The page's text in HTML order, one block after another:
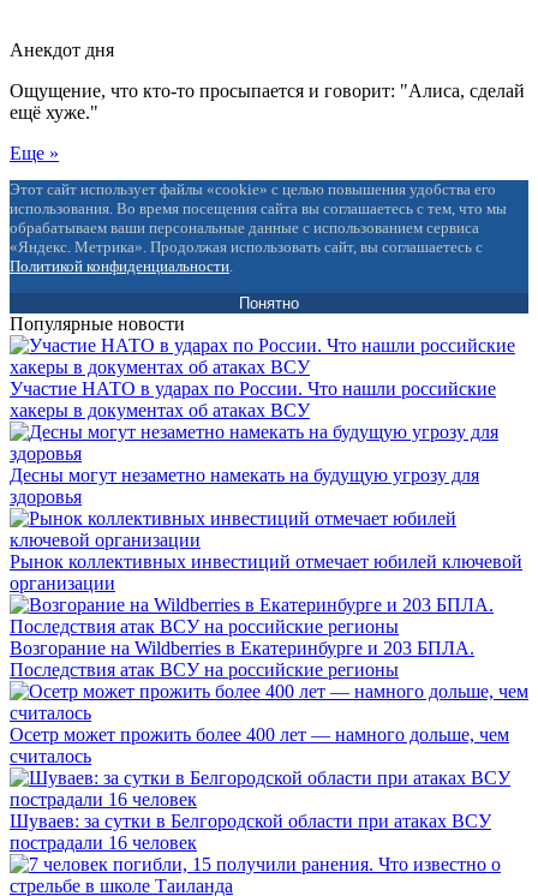
Анекдот дня
Ощущение, что кто-то просыпается и говорит: "Алиса, сделай
ещё хуже."
Еще »
Этот сайт использует файлы «cookie» с целью повышения удобства его
использования. Во время посещения сайта вы соглашаетесь с тем, что мы
обрабатываем ваши персональные данные с использованием сервиса
«Яндекс. Метрика». Продолжая использовать сайт, вы соглашаетесь с
Политикой конфиденциальности.
Понятно
Популярные новости
Участие НАТО в ударах по России. Что нашли российские
хакеры в документах об атаках ВСУ
Десны могут незаметно намекать на будущую угрозу для
здоровья
Рынок коллективных инвестиций отмечает юбилей ключевой
организации
Возгорание на Wildberries в Екатеринбурге и 203 БПЛА.
Последствия атак ВСУ на российские регионы
Осетр может прожить более 400 лет — намного дольше, чем
считалось
Шуваев: за сутки в Белгородской области при атаках ВСУ
пострадали 16 человек